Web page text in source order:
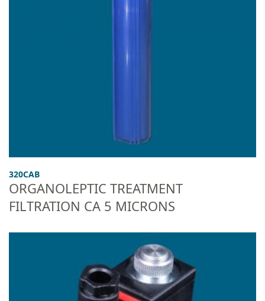
320CAB
ORGANOLEPTIC TREATMENT
FILTRATION CA 5 MICRONS